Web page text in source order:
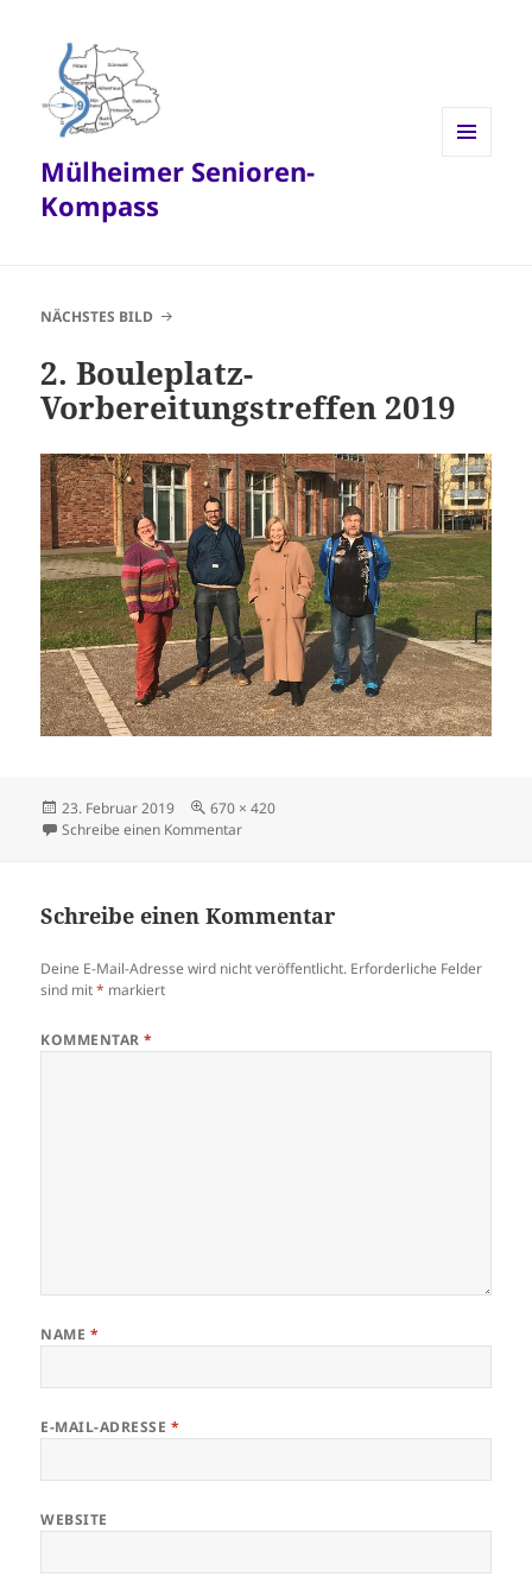
Mülheimer Senioren-
Kompass
NÄCHSTES BILD
2. Bouleplatz-
Vorbereitungstreffen 2019
Veröffentlicht
am
23. Februar 2019
Volle
Größe
670 × 420
Schreibe einen Kommentarzu 2. Bouleplatz-Vorbereitungstreffen 2019
Schreibe einen Kommentar
Deine E-Mail-Adresse wird nicht veröffentlicht. Erforderliche Felder
sind mit* markiert
KOMMENTAR*
NAME *
E-MAIL-ADRESSE *
WEBSITE